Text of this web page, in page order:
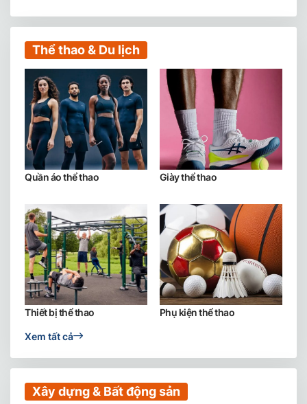
Thể thao & Du lịch
Quần áo thể thao Giày thể thao
Thiết bị thể thao Phụ kiện thể thao
Xem tất cả
Xây dựng & Bất động sản